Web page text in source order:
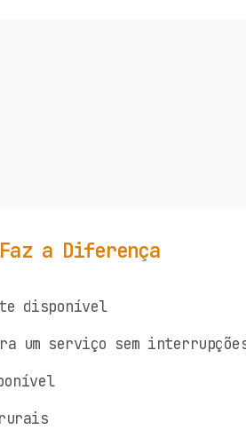
a Diferença
disponível
um serviço sem